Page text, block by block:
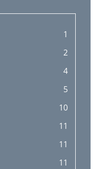
1
2
4
5
10
11
11
11